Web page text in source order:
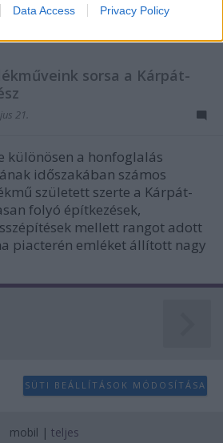
to enable storage
including authentication
prevention, and other
Data Access Privacy Policy
emlékmű –
sorsa a Kárpát-
21.
különösen a honfoglalás
időszakában számos
született szerte a Kárpát-
folyó építkezések,
mellett rangot adott
piacterén emléket állított nagy
SÜTI BEÁLLÍTÁSOK MÓDOSÍTÁSA
mobil | teljes